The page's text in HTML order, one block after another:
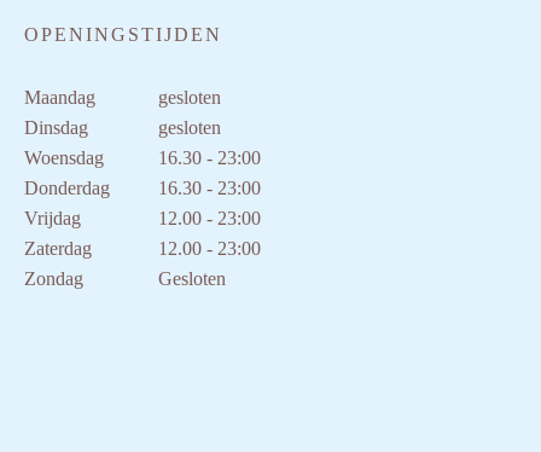
OPENINGSTIJDEN
Maandag
gesloten
Dinsdag
gesloten
Woensdag
16.30 - 23:00
Donderdag
16.30 - 23:00
Vrijdag
12.00 - 23:00
Zaterdag
12.00 - 23:00
Zondag
Gesloten